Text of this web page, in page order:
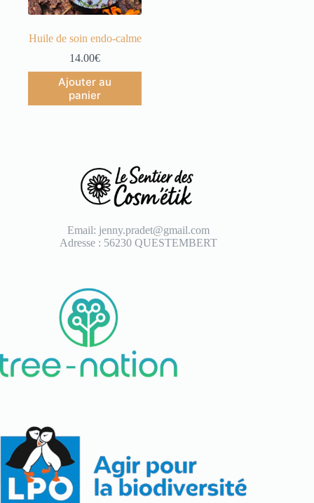
Huile de soin endo-calme
14.00€
Ajouter au
panier
Email: jenny.pradet@gmail.com
Adresse : 56230 QUESTEMBERT